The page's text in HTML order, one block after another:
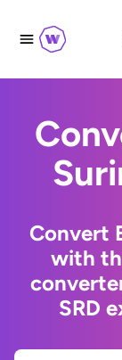
Convert
with
SRD